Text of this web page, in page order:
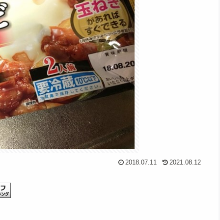
2018.07.11 2021.08.12